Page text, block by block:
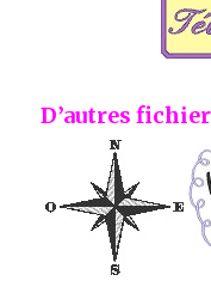
D’autres